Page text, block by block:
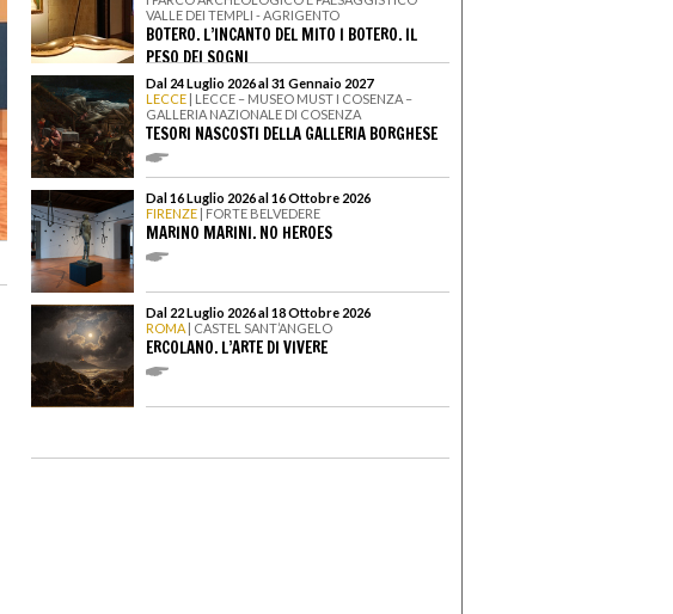
VALLE DEI TEMPLI - AGRIGENTO
BOTERO. L’INCANTO DEL MITO I BOTERO. IL
PESO DEI SOGNI
Dal 24 Luglio 2026 al 31 Gennaio 2027
LECCE | LECCE – MUSEO MUST I COSENZA –
GALLERIA NAZIONALE DI COSENZA
TESORI NASCOSTI DELLA GALLERIA BORGHESE
Dal 16 Luglio 2026 al 16 Ottobre 2026
FIRENZE | FORTE BELVEDERE
MARINO MARINI. NO HEROES
Dal 22 Luglio 2026 al 18 Ottobre 2026
ROMA | CASTEL SANT’ANGELO
ERCOLANO. L’ARTE DI VIVERE